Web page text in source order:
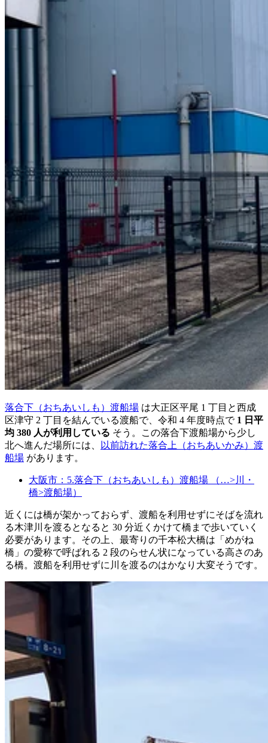
落合下（おちあいしも）渡船場 は大正区平尾 1 丁目と西成
区津守 2 丁目を結んでいる渡船で、令和 4 年度時点で 1 日平
均 380 人が利用している そう。この落合下渡船場から少し
北へ進んだ場所には、
以前訪れた落合上（おちあいかみ）渡
船場 があります。
大阪市：5.落合下（おちあいしも）渡船場 （…>川・
橋>渡船場）
近くには橋が架かっておらず、渡船を利用せずにそばを流れ
る木津川を渡るとなると 30 分近くかけて橋まで歩いていく
必要があります。その上、最寄りの千本松大橋は「めがね
橋」の愛称で呼ばれる 2 段のらせん状になっている高さのあ
る橋。渡船を利用せずに川を渡るのはかなり大変そうです。